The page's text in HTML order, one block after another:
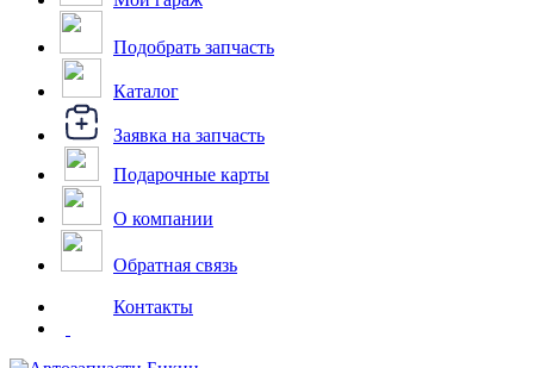
Подобрать запчасть
Каталог
Заявка на запчасть
Подарочные карты
О компании
Обратная связь
Контакты